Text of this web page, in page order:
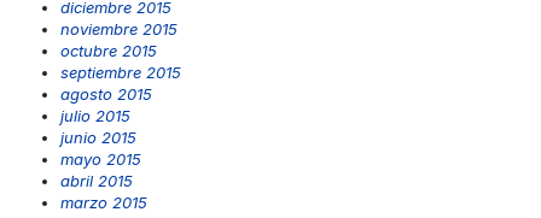
diciembre 2015
noviembre 2015
octubre 2015
septiembre 2015
agosto 2015
julio 2015
junio 2015
mayo 2015
abril 2015
marzo 2015